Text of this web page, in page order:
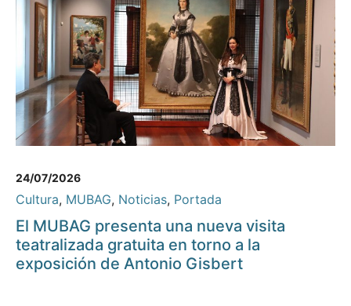
24/07/2026
Cultura, MUBAG, Noticias, Portada
El MUBAG presenta una nueva visita
teatralizada gratuita en torno a la
exposición de Antonio Gisbert